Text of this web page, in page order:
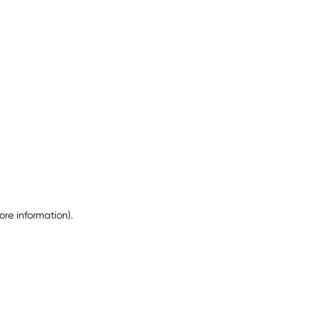
information).